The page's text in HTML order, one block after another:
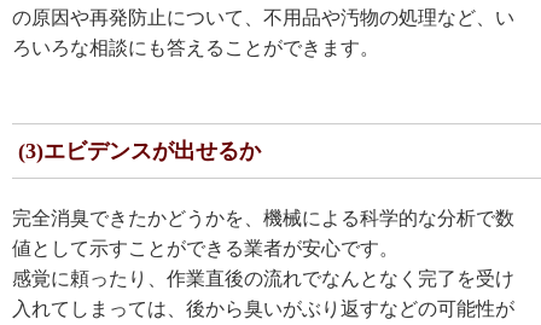
の原因や再発防止について、不用品や汚物の処理など、い
ろいろな相談にも答えることができます。
(3)エビデンスが出せるか
完全消臭できたかどうかを、機械による科学的な分析で数
値として示すことができる業者が安心です。
感覚に頼ったり、作業直後の流れでなんとなく完了を受け
入れてしまっては、後から臭いがぶり返すなどの可能性が